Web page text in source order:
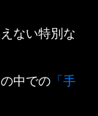
ない特別な
中での 「手